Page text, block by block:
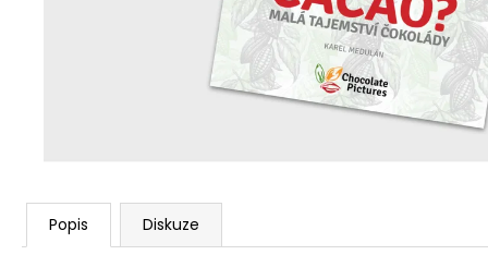
Popis Diskuze